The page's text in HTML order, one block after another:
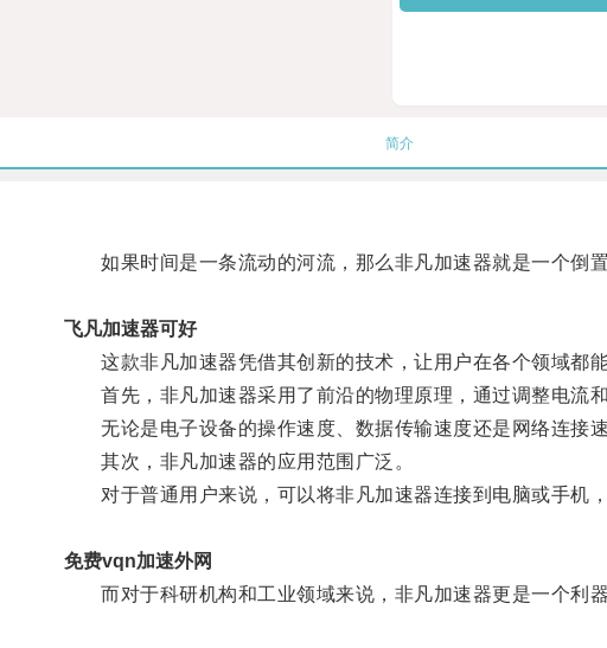
简介
如果时间是一条流动的河流，那么非凡加速器就是一个倒置
飞凡加速器可好
这款非凡加速器凭借其创新的技术，让用户在各个领域都能
首先，非凡加速器采用了前沿的物理原理，通过调整电流和
无论是电子设备的操作速度、数据传输速度还是网络连接速
其次，非凡加速器的应用范围广泛。
对于普通用户来说，可以将非凡加速器连接到电脑或手机，
免费vqn加速外网
而对于科研机构和工业领域来说，非凡加速器更是一个利器